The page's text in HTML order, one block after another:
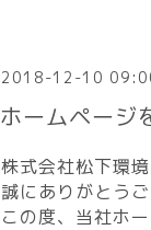
2018-12-10
ホームページ
株式会社松下環
誠にありがとうご
この度、当社ホ